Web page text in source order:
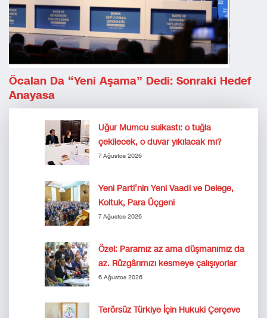
Öcalan Da “Yeni Aşama” Dedi: Sonraki Hedef
Anayasa
Uğur Mumcu suikastı: o tuğla
çekilecek, o duvar yıkılacak mı?
7 Ağustos 2026
Yeni Parti’nin Yeni Vaadi ve Delege,
Koltuk, Para Üçgeni
7 Ağustos 2026
Özel: Paramız az ama düşmanımız da
az. Rüzgârımızı kesmeye çalışıyorlar
6 Ağustos 2026
Terörsüz Türkiye İçin Hukuki Çerçeve